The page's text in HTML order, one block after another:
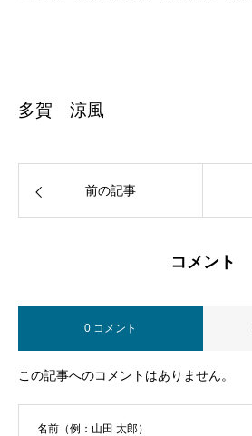
多賀 涼風
前の記事
コメント
0 コメント
この記事へのコメントはありません。
名前（例：山田 太郎）